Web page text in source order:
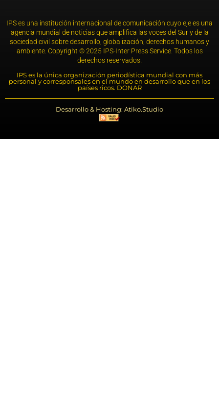
IPS es una institución internacional de comunicación cuyo eje es una
agencia mundial de noticias que amplifica las voces del Sur y de la
sociedad civil sobre desarrollo, globalización, derechos humanos y
ambiente. Copyright © 2025 IPS-Inter Press Service. Todos los
derechos reservados.
IPS es la única organización periodística mundial con más
personal y corresponsales en el mundo en desarrollo que en los
países ricos. DONAR
Desarrollo & Hosting: Atiko.Studio